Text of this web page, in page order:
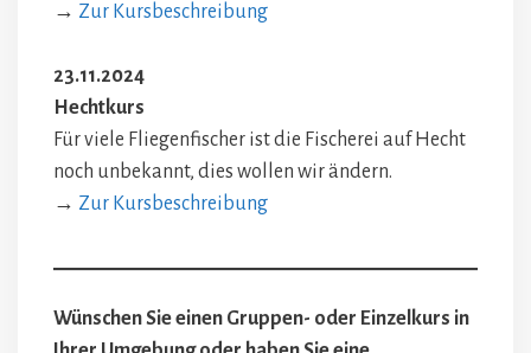
→ Zur Kursbeschreibung
23.11.2024
Hechtkurs
Für viele Fliegenfischer ist die Fischerei auf Hecht
noch unbekannt, dies wollen wir ändern.
→ Zur Kursbeschreibung
Wünschen Sie einen Gruppen- oder Einzelkurs in